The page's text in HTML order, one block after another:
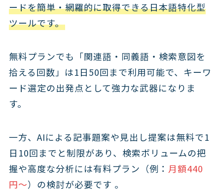
ードを簡単・網羅的に取得できる日本語特化型
ツールです。
無料プランでも「関連語・同義語・検索意図を
拾える回数」は1日50回まで利用可能で、キーワ
ード選定の出発点として強力な武器になりま
す。
一方、AIによる記事題案や見出し提案は無料で1
日10回までと制限があり、検索ボリュームの把
握や高度な分析には有料プラン（例： 月額440
円〜）の検討が必要です 。